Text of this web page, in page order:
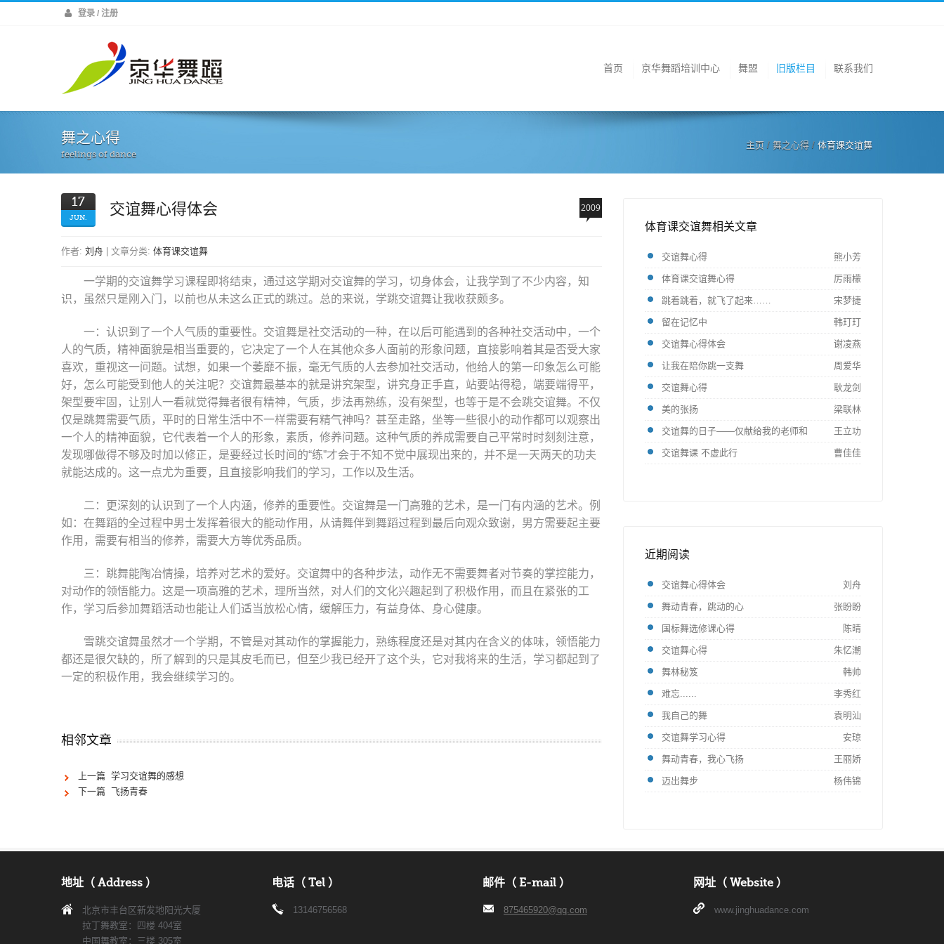
登录 / 注册
首页 京华舞蹈培训中心 舞盟 旧版栏目 联系我们
舞之心得
feelings of dance
主页 / 舞之心得 / 体育课交谊舞
17
JUN. 交谊舞心得体会 2009
作者: 刘舟 | 文章分类: 体育课交谊舞
一学期的交谊舞学习课程即将结束，通过这学期对交谊舞的学习，切身体会，让我学到了不少内容，知
识，虽然只是刚入门，以前也从未这么正式的跳过。总的来说，学跳交谊舞让我收获颇多。
一：认识到了一个人气质的重要性。交谊舞是社交活动的一种，在以后可能遇到的各种社交活动中，一个
人的气质，精神面貌是相当重要的，它决定了一个人在其他众多人面前的形象问题，直接影响着其是否受大家
喜欢，重视这一问题。试想，如果一个萎靡不振，毫无气质的人去参加社交活动，他给人的第一印象怎么可能
好，怎么可能受到他人的关注呢？交谊舞最基本的就是讲究架型，讲究身正手直，站要站得稳，端要端得平，
架型要牢固，让别人一看就觉得舞者很有精神，气质，步法再熟练，没有架型，也等于是不会跳交谊舞。不仅
仅是跳舞需要气质，平时的日常生活中不一样需要有精气神吗？甚至走路，坐等一些很小的动作都可以观察出
一个人的精神面貌，它代表着一个人的形象，素质，修养问题。这种气质的养成需要自己平常时时刻刻注意，
发现哪做得不够及时加以修正，是要经过长时间的“练”才会于不知不觉中展现出来的，并不是一天两天的功夫
就能达成的。这一点尤为重要，且直接影响我们的学习，工作以及生活。
二：更深刻的认识到了一个人内涵，修养的重要性。交谊舞是一门高雅的艺术，是一门有内涵的艺术。例
如：在舞蹈的全过程中男士发挥着很大的能动作用，从请舞伴到舞蹈过程到最后向观众致谢，男方需要起主要
作用，需要有相当的修养，需要大方等优秀品质。
三：跳舞能陶冶情操，培养对艺术的爱好。交谊舞中的各种步法，动作无不需要舞者对节奏的掌控能力，
对动作的领悟能力。这是一项高雅的艺术，理所当然，对人们的文化兴趣起到了积极作用，而且在紧张的工
作，学习后参加舞蹈活动也能让人们适当放松心情，缓解压力，有益身体、身心健康。
雪跳交谊舞虽然才一个学期，不管是对其动作的掌握能力，熟练程度还是对其内在含义的体味，领悟能力
都还是很欠缺的，所了解到的只是其皮毛而已，但至少我已经开了这个头，它对我将来的生活，学习都起到了
一定的积极作用，我会继续学习的。
相邻文章
上一篇 学习交谊舞的感想
下一篇 飞扬青春
体育课交谊舞相关文章
交谊舞心得 熊小芳
体育课交谊舞心得 厉雨檬
跳着跳着，就飞了起来…… 宋梦捷
留在记忆中 韩玎玎
交谊舞心得体会 谢凌燕
让我在陪你跳一支舞 周爱华
交谊舞心得 耿龙剑
美的张扬 梁联林
交谊舞的日子——仅献给我的老师和 王立功
交谊舞课 不虚此行 曹佳佳
近期阅读
交谊舞心得体会 刘舟
舞动青春，跳动的心 张盼盼
国标舞选修课心得 陈晴
交谊舞心得 朱忆潮
舞林秘笈 韩帅
难忘...... 李秀红
我自己的舞 袁明汕
交谊舞学习心得 安琼
舞动青春，我心飞扬 王丽娇
迈出舞步 杨伟锦
地址（ Address ）
北京市丰台区新发地阳光大厦
拉丁舞教室：四楼 404室
中国舞教室：三楼 305室
电话（ Tel ）
13146756568
邮件（ E-mail ）
875465920@qq.com
网址（ Website ）
www.jinghuadance.com